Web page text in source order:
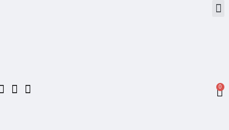
0